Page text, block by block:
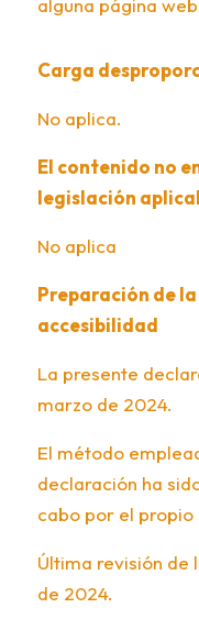
alguna página
Carga
No aplica.
El contenido no
legislación
No aplica
Preparación de
accesibilidad
La presente
marzo de 2024.
El método
declaración ha
cabo por el propio
Última revisión de
de 2024.